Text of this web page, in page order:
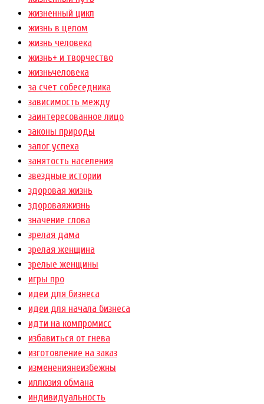
жизненный цикл
жизнь в целом
жизнь человека
жизнь+ и творчество
жизньчеловека
за счет собеседника
зависимость между
заинтересованное лицо
законы природы
залог успеха
занятость населения
звездные истории
здоровая жизнь
здороваяжизнь
значение слова
зрелая дама
зрелая женщина
зрелые женщины
игры про
идеи для бизнеса
идеи для начала бизнеса
идти на компромисс
избавиться от гнева
изготовление на заказ
изменениянеизбежны
иллюзия обмана
индивидуальность